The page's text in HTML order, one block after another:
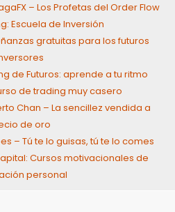
– Los Profetas del Order Flow
Escuela de Inversión
gratuitas para los futuros
de Futuros: aprende a tu ritmo
de trading muy casero
Chan – La sencillez vendida a
de oro
– Tú te lo guisas, tú te lo comes
Cursos motivacionales de
personal